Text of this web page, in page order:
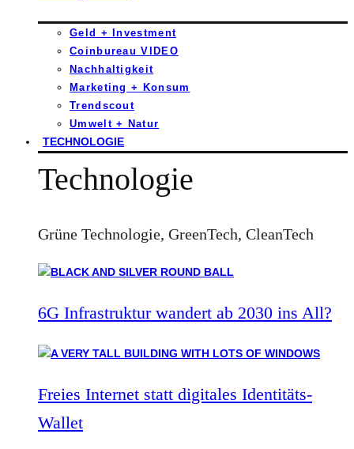
Geld + Investment
Coinbureau VIDEO
Nachhaltigkeit
Marketing + Konsum
Trendscout
Umwelt + Natur
TECHNOLOGIE
Technologie
Grüne Technologie, GreenTech, CleanTech
6G Infrastruktur wandert ab 2030 ins All?
Freies Internet statt digitales Identitäts-
Wallet